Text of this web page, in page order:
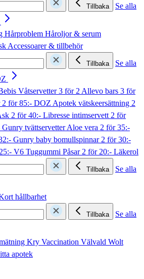
Tillbaka
Se alla
Hårproblem Håroljor & serum
Accessoarer & tillbehör
Tillbaka
Se alla
Våtservetter3 för 2 Allevo bars 3 för
2 för 85:- DOZ Apotek vätskeersättning 2
2 för 40:- Libresse intimservett2 för
tvättservetter Aloe vera 2 för 35:-
Gunry baby bomullspinnar2 för 30:-
V6 Tuggummi Påsar2 för 20:- Läkerol
Tillbaka
Se alla
hållbarhet
Tillbaka
Se alla
Kry Vaccination Välvald Wolt
apotek